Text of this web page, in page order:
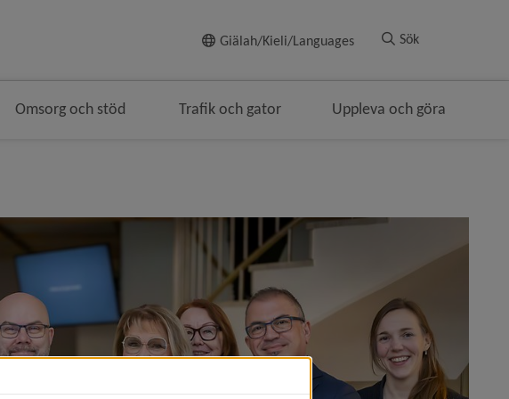
Giälah/Kieli/Languages Sök
Omsorg och stöd Trafik och gator Uppleva och göra
2026)